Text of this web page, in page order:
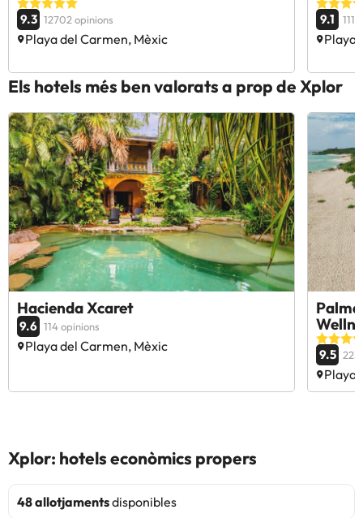
9.3 12702 opinions
Playa del Carmen, Mèxic
9.1
Playa
Els hotels més ben valorats a prop de Xplor
Hacienda Xcaret
9.6 114 opinions
Playa del Carmen, Mèxic
9.5 223
Playa
Xplor: hotels econòmics propers
48 allotjamentsdisponibles